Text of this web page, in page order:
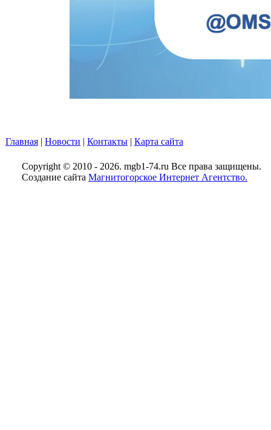
Главная | Новости | Контакты | Карта сайта
Copyright © 2010 - 2026. mgb1-74.ru Все права защищены.
Создание сайта Магнитогорское Интернет Агентство.